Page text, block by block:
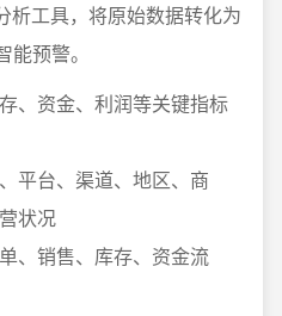
析工具，将原始数据转化为
预警。
、资金、利润等关键指标
平台、渠道、地区、商
状况
、销售、库存、资金流